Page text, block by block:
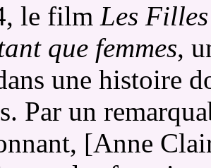
le film Les
que femmes,
une histoire
Par un
[Anne